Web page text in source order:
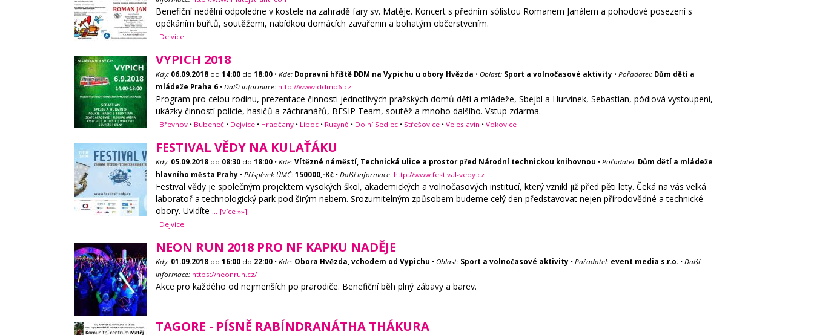
Benefiční nedělní odpoledne v kostele na zahradě fary sv. Matěje. Koncert s předním sólistou Romanem Janálem a pohodové posezení s
opékáním buřtů, soutěžemi, nabídkou domácích zavařenin a bohatým občerstvením.
Dejvice
VYPICH 2018
Kdy: 06.09.2018 od 14:00 do 18:00 • Kde: Dopravní hřiště DDM na Vypichu u obory Hvězda • Oblast: Sport a volnočasové aktivity • Pořadatel: Dům dětí a
mládeže Praha 6 • Další informace: http://www.ddmp6.cz
Program pro celou rodinu, prezentace činnosti jednotlivých pražských domů dětí a mládeže, Sbejbl a Hurvínek, Sebastian, pódiová vystoupení,
ukázky činností policie, hasičů a záchranářů, BESIP Team, soutěž a mnoho dalšího. Vstup zdarma.
Břevnov • Bubeneč • Dejvice • Hradčany • Liboc • Ruzyně • Dolní Sedlec • Střešovice • Veleslavín • Vokovice
FESTIVAL VĚDY NA KULAŤÁKU
Kdy: 05.09.2018 od 08:30 do 18:00 • Kde: Vítězné náměstí, Technická ulice a prostor před Národní technickou knihovnou • Pořadatel: Dům dětí a mládeže
hlavního města Prahy • Příspěvek ÚMČ: 150000,-Kč • Další informace: http://www.festival-vedy.cz
Festival vědy je společným projektem vysokých škol, akademických a volnočasových institucí, který vznikl již před pěti lety. Čeká na vás velká
laboratoř a technologický park pod širým nebem. Srozumitelným způsobem budeme celý den představovat nejen přírodovědné a technické
obory. Uvidíte ... [více »»]
Dejvice
NEON RUN 2018 PRO NF KAPKU NADĚJE
Kdy: 01.09.2018 od 16:00 do 22:00 • Kde: Obora Hvězda, vchodem od Vypichu • Oblast: Sport a volnočasové aktivity • Pořadatel: event media s.r.o. • Další
informace: https://neonrun.cz/
Akce pro každého od nejmenších po prarodiče. Benefiční běh plný zábavy a barev.
TAGORE - PÍSNĚ RABÍNDRANÁTHA THÁKURA